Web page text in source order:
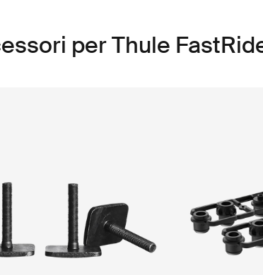
per Thule